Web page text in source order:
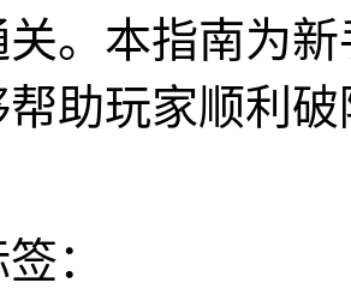
关。本指南为
助玩家顺利
：